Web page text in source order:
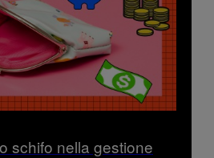
schifo nella gestione